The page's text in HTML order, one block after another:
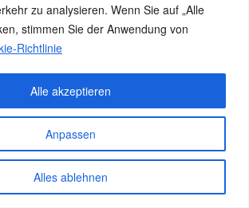
zu analysieren. Wenn Sie auf „Alle
stimmen Sie der Anwendung von
Richtlinie
Anpassen
Alles ablehnen
Alle akzeptieren